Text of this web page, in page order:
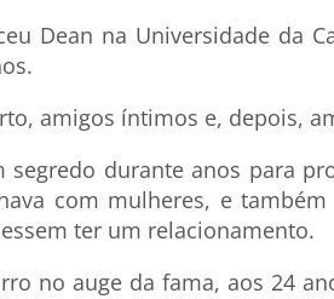
Dean na Universidade da
amigos íntimos e, depois,
durante anos para
com mulheres, e
ter um relacionamento.
no auge da fama, aos 24